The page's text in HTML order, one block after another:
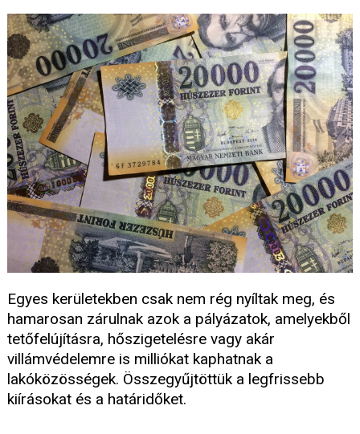
Egyes kerületekben csak nem rég nyíltak meg, és
hamarosan zárulnak azok a pályázatok, amelyekből
tetőfelújításra, hőszigetelésre vagy akár
villámvédelemre is milliókat kaphatnak a
lakóközösségek. Összegyűjtöttük a legfrissebb
kiírásokat és a határidőket.